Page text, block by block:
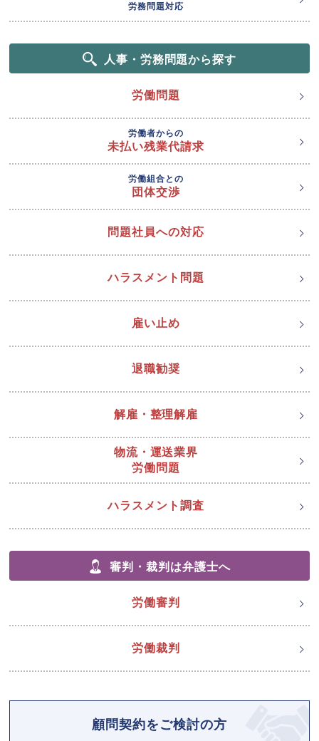
労務問題対応
人事・労務問題から探す
労働問題
労働者からの
未払い残業代請求
労働組合との
団体交渉
問題社員への対応
ハラスメント問題
雇い止め
退職勧奨
解雇・整理解雇
物流・運送業界
労働問題
ハラスメント調査
審判・裁判は弁護士へ
労働審判
労働裁判
顧問契約をご検討の方